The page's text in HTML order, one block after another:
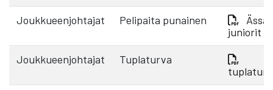
Joukkueenjohtajat Pelipaita punainen
juniorit
Joukkueenjohtajat
Tuplaturva